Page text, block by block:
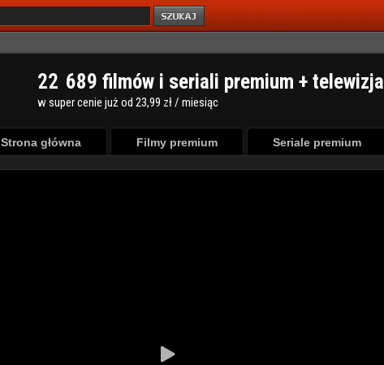
22 689 filmów i seriali premium + telewizja
w super cenie już od 23,99 zł / miesiąc
Strona główna Filmy premium Seriale premium